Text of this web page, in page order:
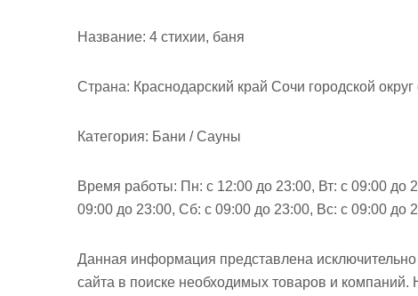
Название: 4 стихии, баня
Страна: Краснодарский край Сочи городской
Категория: Бани / Сауны
Время работы: Пн: с 12:00 до 23:00, Вт: с 09:00 до
09:00 до 23:00, Сб: с 09:00 до 23:00, Вс: с 09:00 до
Данная информация представлена
сайта в поиске необходимых товаров и